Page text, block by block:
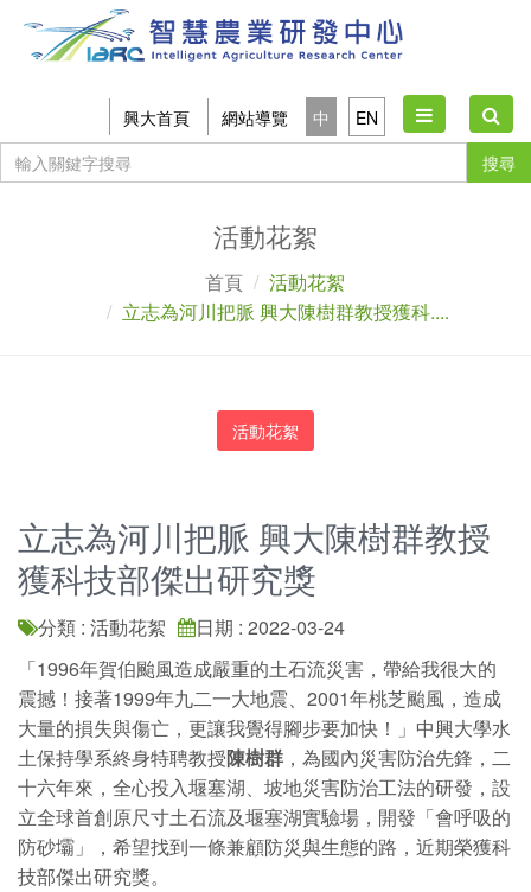
興大首頁 網站導覽 中 EN
Toggle
navigation
搜尋
活動花絮
首頁
活動花絮
立志為河川把脈 興大陳樹群教授獲科....
活動花絮
立志為河川把脈 興大陳樹群教授
獲科技部傑出研究獎
分類 : 活動花絮
日期 : 2022-03-24
「1996年賀伯颱風造成嚴重的土石流災害，帶給我很大的
震撼！接著1999年九二一大地震、2001年桃芝颱風，造成
大量的損失與傷亡，更讓我覺得腳步要加快！」中興大學水
土保持學系終身特聘教授陳樹群 ，為國內災害防治先鋒，二
十六年來，全心投入堰塞湖、坡地災害防治工法的研發，設
立全球首創原尺寸土石流及堰塞湖實驗場，開發「會呼吸的
防砂壩」，希望找到一條兼顧防災與生態的路，近期榮獲科
技部傑出研究獎。